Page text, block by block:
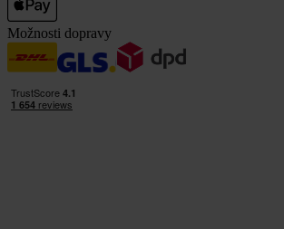
Možnosti dopravy